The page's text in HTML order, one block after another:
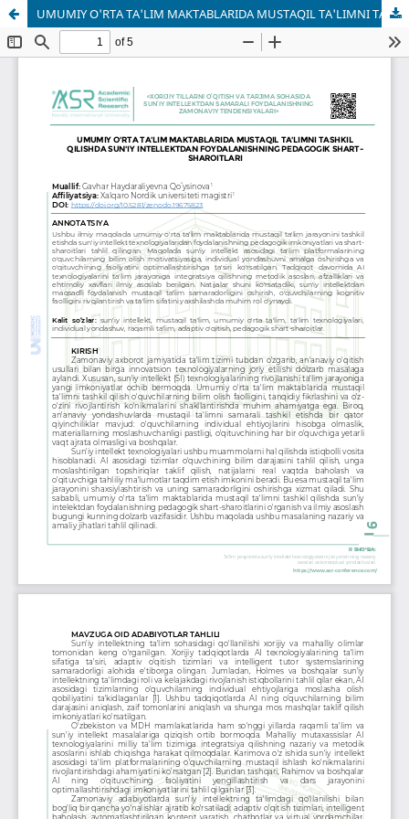
UMUMIY O'RTA TA'LIM MAKTABLARIDA MUSTAQIL TA'LIMNI TASHKIL QILISHDA SUN'IY INTELLEKTDAN FOYDALANISHNING PEDAGOGIK SHART-SHAROITLARI